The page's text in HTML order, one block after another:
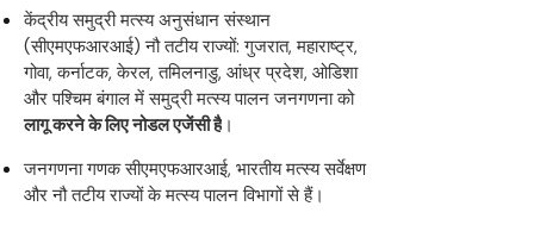
केंद्रीय समुद्री मत्स्य अनुसंधान संस्थान
(सीएमएफआरआई) नौ तटीय राज्यों: गुजरात, महाराष्ट्र,
गोवा, कर्नाटक, केरल, तमिलनाडु, आंध्र प्रदेश, ओडिशा
और पश्चिम बंगाल में समुद्री मत्स्य पालन जनगणना को
लागू करने के लिए नोडल एजेंसी है ।
जनगणना गणक सीएमएफआरआई, भारतीय मत्स्य सर्वेक्षण
और नौ तटीय राज्यों के मत्स्य पालन विभागों से हैं।